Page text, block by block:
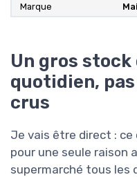
Marque
Un gros stock
quotidien,
crus
Je vais être direct : ce
pour une seule raison
supermarché tous les